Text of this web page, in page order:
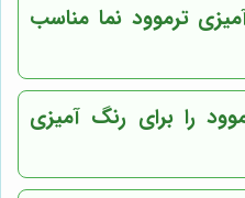
ترموود نما مناسب
را برای رنگ آمیزی